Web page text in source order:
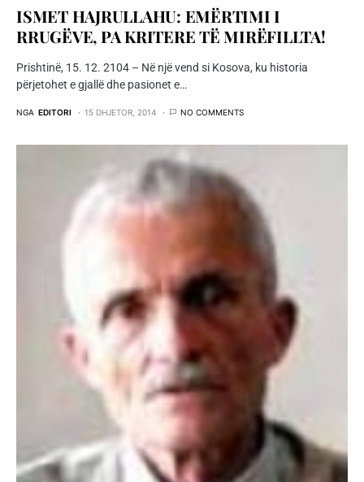
ISMET HAJRULLAHU: EMËRTIMI I
RRUGËVE, PA KRITERE TË MIRËFILLTA!
Prishtinë, 15. 12. 2104 – Në një vend si Kosova, ku historia
përjetohet e gjallë dhe pasionet e…
NGA EDITORI 15 DHJETOR, 2014 NO COMMENTS